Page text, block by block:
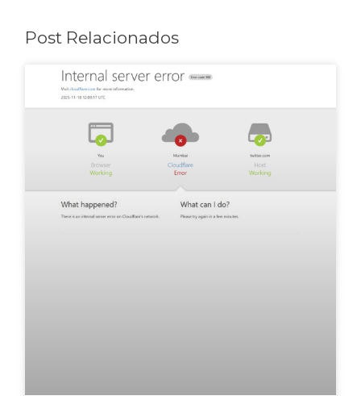
Post Relacionados